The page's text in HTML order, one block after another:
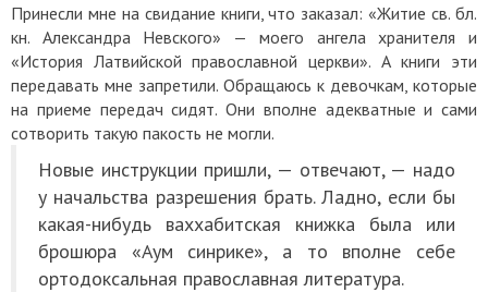
Принесли мне на свидание книги, что заказал: «Житие св. бл.
кн. Александра Невского» — моего ангела хранителя и
«История Латвийской православной церкви». А книги эти
передавать мне запретили. Обращаюсь к девочкам, которые
на приеме передач сидят. Они вполне адекватные и сами
сотворить такую пакость не могли.
Новые инструкции пришли, — отвечают, — надо
у начальства разрешения брать. Ладно, если бы
какая-нибудь ваххабитская книжка была или
брошюра «Аум синрике», а то вполне себе
ортодоксальная православная литература.